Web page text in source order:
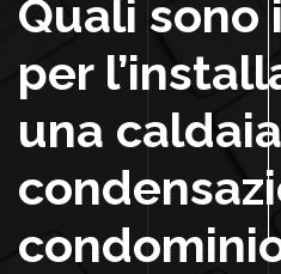
Quali sono
per
una